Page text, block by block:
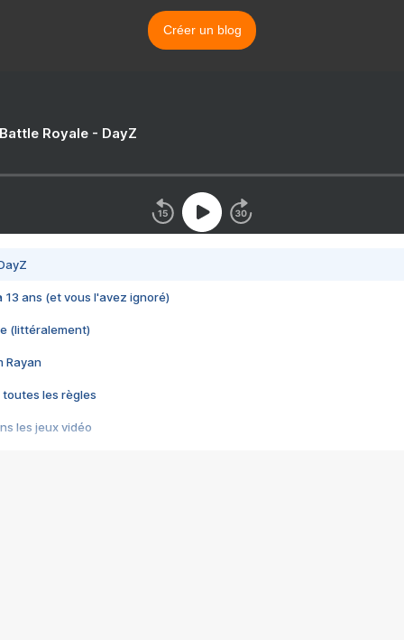
Créer un blog
Royale - DayZ
13 ans (et vous l'avez ignoré)
(littéralement)
Rayan
toutes les règles
les jeux vidéo